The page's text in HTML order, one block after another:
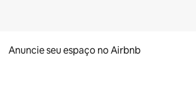
Anuncie seu espaço no Airbnb